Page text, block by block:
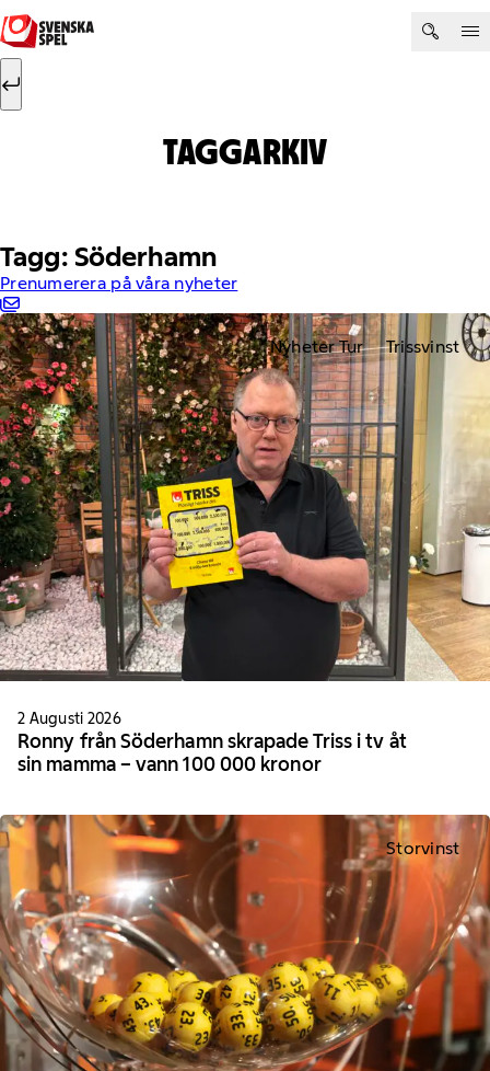
Hoppa till innehåll
Sök efter:
TAGGARKIV
Tagg: Söderhamn
Prenumerera på våra nyheter
Nyheter Tur Trissvinst
2 Augusti 2026
Ronny från Söderhamn skrapade Triss i tv åt
sin mamma – vann 100 000 kronor
Storvinst